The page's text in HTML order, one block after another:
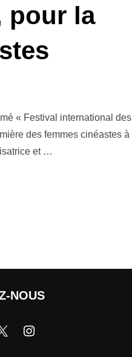
pour la
« Festival international des
des femmes cinéastes à
et …
NOUS